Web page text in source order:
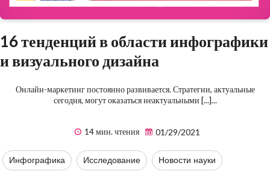
16 тенденций в области инфографики
и визуального дизайна
Онлайн-маркетинг постоянно развивается. Стратегии, актуальные
сегодня, могут оказаться неактуальными [...]...
14 мин. чтения 01/29/2021
Инфографика Исследование Новости науки